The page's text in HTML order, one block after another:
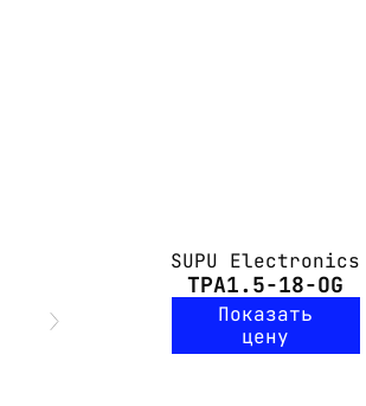
SUPU Electronics
TPA1.5-18-OG
Показать
цену